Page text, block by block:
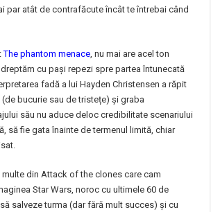
par atât de contrafăcute încât te întrebai când
The phantom menace, nu mai are acel ton
cu pași repezi spre partea întunecată
fadă a lui Hayden Christensen a răpit
bucurie sau de tristețe) și graba
său nu aduce deloc credibilitate scenariului
să fie gata înainte de termenul limită, chiar
multe din Attack of the clones care cam
Star Wars, noroc cu ultimele 60 de
salveze turma (dar fără mult succes) și cu